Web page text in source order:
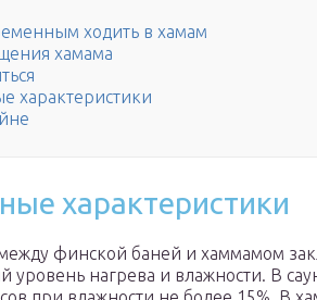
ходить в хамам
хамама
характеристики
характеристики
финской баней и хаммамом
уровень нагрева и влажности. В